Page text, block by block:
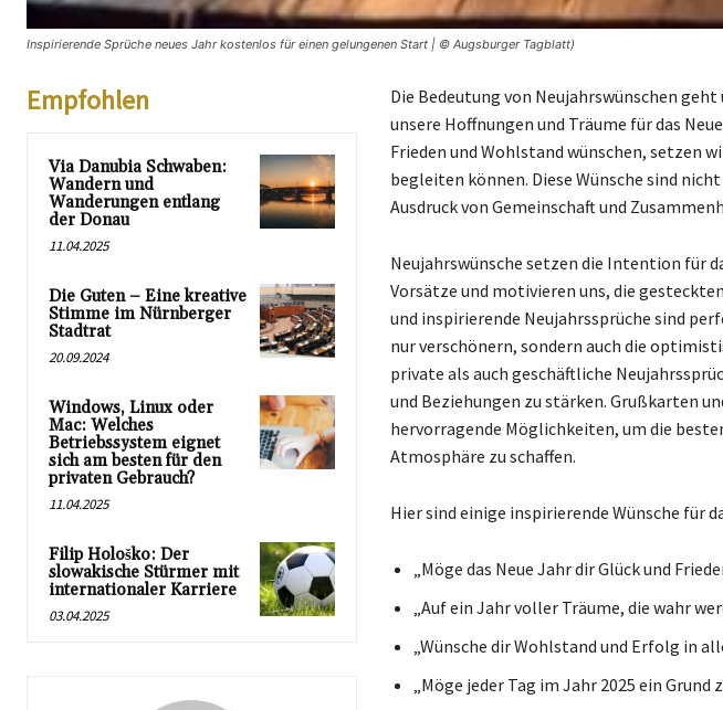
Inspirierende Sprüche neues Jahr kostenlos für einen gelungenen Start | © Augsburger Tagblatt)
Empfohlen
Via Danubia Schwaben:
Wandern und
Wanderungen entlang
der Donau
11.04.2025
Die Guten – Eine kreative
Stimme im Nürnberger
Stadtrat
20.09.2024
Windows, Linux oder
Mac: Welches
Betriebssystem eignet
sich am besten für den
privaten Gebrauch?
11.04.2025
Filip Hološko: Der
slowakische Stürmer mit
internationaler Karriere
03.04.2025
Die Bedeutung von Neujahrswünschen
unsere Hoffnungen und Träume für das
Frieden und Wohlstand wünschen, setzen
begleiten können. Diese Wünsche sind
Ausdruck von Gemeinschaft und
Neujahrswünsche setzen die Intention für
Vorsätze und motivieren uns, die
und inspirierende Neujahrssprüche sind
nur verschönern, sondern auch die
private als auch geschäftliche
und Beziehungen zu stärken. Grußkarten
hervorragende Möglichkeiten, um die
Atmosphäre zu schaffen.
Hier sind einige inspirierende Wünsche für
„Möge das Neue Jahr dir Glück und
„Auf ein Jahr voller Träume, die wahr
„Wünsche dir Wohlstand und Erfolg in
„Möge jeder Tag im Jahr 2025 ein Grund